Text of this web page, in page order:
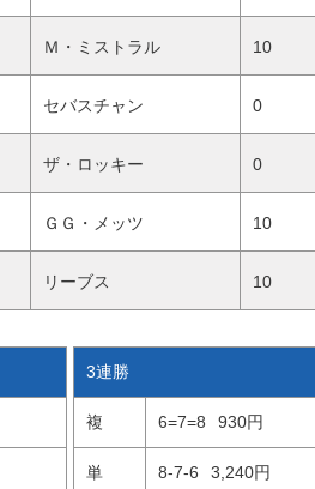
Ｍ・ミストラル 10
セバスチャン 0
ザ・ロッキー 0
ＧＧ・メッツ 10
リーブス 10
3連勝
複 6=7=8 930円
単 8-7-6 3,240円